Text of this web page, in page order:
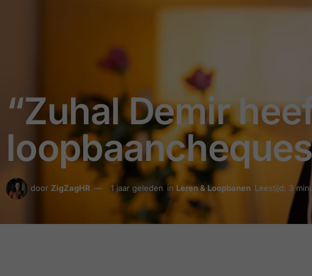
“Zuhal Demir
door ZigZagHR 1 jaar geleden in Leren & Loopbanen Leestijd: 3